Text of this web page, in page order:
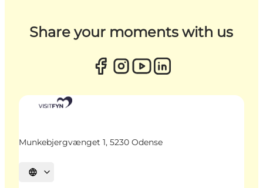
Share your moments with us
Munkebjergvænget 1, 5230 Odense
Sprache auswählen